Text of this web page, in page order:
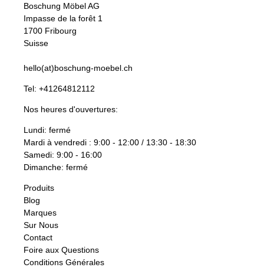
Boschung Möbel AG
Impasse de la forêt 1
1700 Fribourg
Suisse
hello(at)boschung-moebel.ch
Tel: +41264812112
Nos heures d'ouvertures:
Lundi: fermé
Mardi à vendredi : 9:00 - 12:00 / 13:30 - 18:30
Samedi: 9:00 - 16:00
Dimanche: fermé
Produits
Blog
Marques
Sur Nous
Contact
Foire aux Questions
Conditions Générales